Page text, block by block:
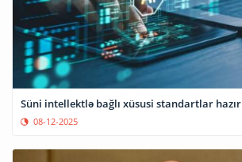
Süni intellektlə bağlı xüsusi standartlar
08-12-2025